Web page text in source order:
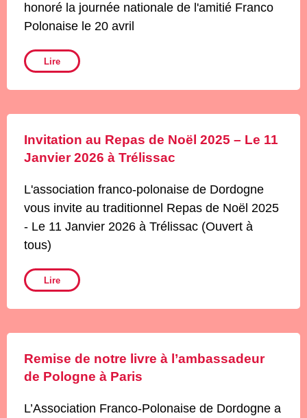
honoré la journée nationale de l'amitié Franco
Polonaise le 20 avril
Lire
Invitation au Repas de Noël 2025 – Le 11
Janvier 2026 à Trélissac
L'association franco-polonaise de Dordogne
vous invite au traditionnel Repas de Noël 2025
- Le 11 Janvier 2026 à Trélissac (Ouvert à
tous)
Lire
Remise de notre livre à l’ambassadeur
de Pologne à Paris
L’Association Franco-Polonaise de Dordogne a